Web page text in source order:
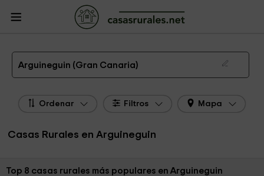
Casas Rurales
Gran Canaria
Casas Rurales Arguineguin
Las 8 mejores casas rurales en Arguineguin de 2026
Arguineguin (Gran Canaria)
Ordenar Filtros Mapa
Casas Rurales en Arguineguin
Ordenar por:
Top 8 casas rurales más populares en Arguineguin